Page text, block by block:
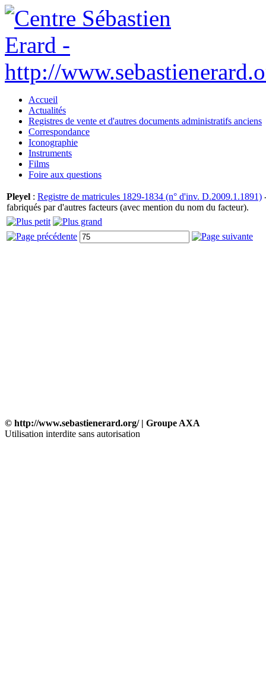
Accueil
Actualités
Registres de vente et d'autres documents administratifs anciens
Correspondance
Iconographie
Instruments
Films
Foire aux questions
Pleyel : Registre de matricules 1829-1834 (n° d'inv. D.2009.1.1891)
fabriqués par d'autres facteurs (avec mention du nom du facteur).
© http://www.sebastienerard.org/ | Groupe AXA
Utilisation interdite sans autorisation